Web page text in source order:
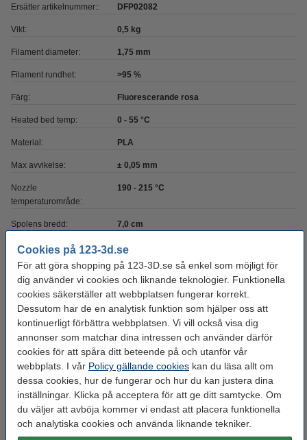
Cookies på 123-3d.se
För att göra shopping på 123-3D.se så enkel som möjligt för
dig använder vi cookies och liknande teknologier. Funktionella
cookies säkerställer att webbplatsen fungerar korrekt.
Dessutom har de en analytisk funktion som hjälper oss att
kontinuerligt förbättra webbplatsen. Vi vill också visa dig
annonser som matchar dina intressen och använder därför
cookies för att spåra ditt beteende på och utanför vår
webbplats. I vår Policy gällande cookies kan du läsa allt om
dessa cookies, hur de fungerar och hur du kan justera dina
inställningar. Klicka på acceptera för att ge ditt samtycke. Om
du väljer att avböja kommer vi endast att placera funktionella
och analytiska cookies och använda liknande tekniker.
Ersätter artikelnummer:: DFP02082
Vikt: 0,5 kg
Filament diameter: 1,75 mm
Filament rundhet: >95 %
Färg: Fluorescerande rosa
Heated bed temp: 0 - 55 °C
Material: PLA
Max avvikelse: ± 0,05 mm
Nozzle
temperaturområde:
190 - 215 °C
Spolens bredd: 7,0 cm
Spolens inre diameter: Ø 5,6 cm
Spolens ytterdiameter: Ø 20,0 cm
Varumärke: REAL
Produktkod: DFP02340
Glöm inte att beställa!
123-3D Efterbehandlingsset för 3D-utskrifter
95 kr